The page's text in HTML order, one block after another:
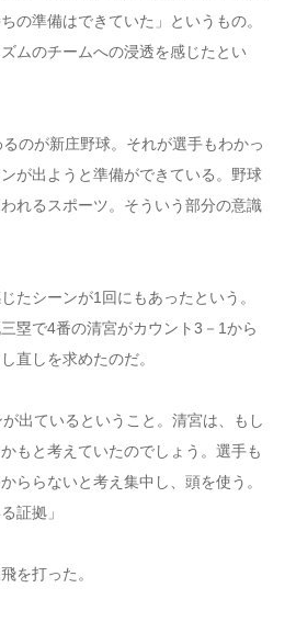
の準備はできていた」というもの。
ムのチームへの浸透を感じたとい
るのが新庄野球。それが選手もわかっ
が出ようと準備ができている。野球
れるスポーツ。そういう部分の意識
たシーンが1回にもあったという。
塁で4番の清宮がカウント3－1から
直しを求めたのだ。
が出ているということ。清宮は、もし
もと考えていたのでしょう。選手も
ららないと考え集中し、頭を使う。
証拠」
を打った。